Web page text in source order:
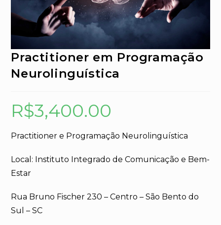
Practitioner em Programação
Neurolinguística
R$3,400.00
Practitioner e Programação Neurolinguística
Local: Instituto Integrado de Comunicação e Bem-
Estar
Rua Bruno Fischer 230 – Centro – São Bento do
Sul – SC